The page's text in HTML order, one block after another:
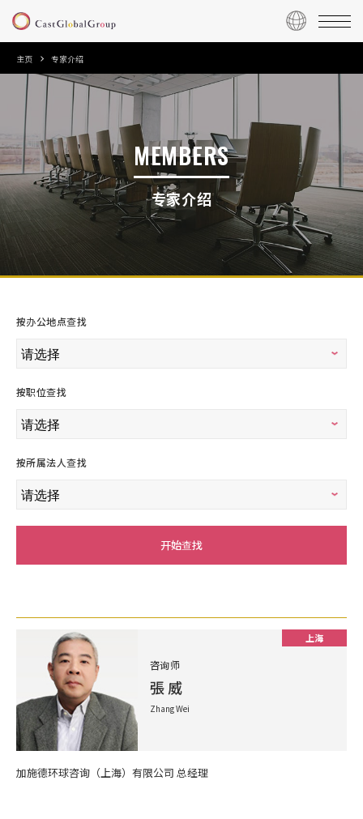
主页 专家介绍
MEMBERS
专家介绍
按办公地点查找
按职位查找
按所属法人查找
开始查找
咨询师
張 威
Zhang Wei
上海
加施德环球咨询（上海）有限公司 总经理